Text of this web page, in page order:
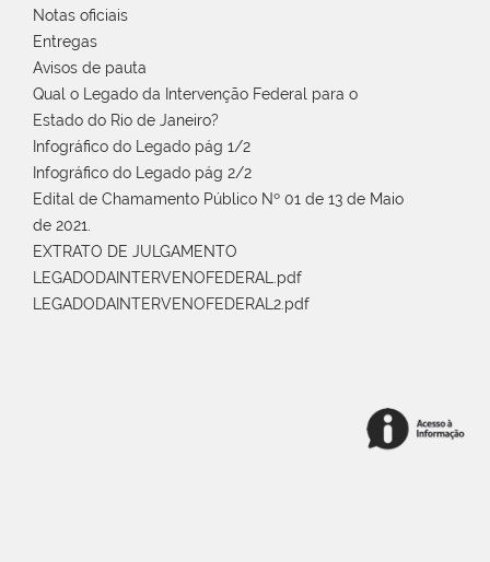
Notas oficiais
Entregas
Avisos de pauta
Qual o Legado da Intervenção Federal para o
Estado do Rio de Janeiro?
Infográfico do Legado pág 1/2
Infográfico do Legado pág 2/2
Edital de Chamamento Público Nº 01 de 13 de Maio
de 2021.
EXTRATO DE JULGAMENTO
LEGADODAINTERVENOFEDERAL.pdf
LEGADODAINTERVENOFEDERAL2.pdf